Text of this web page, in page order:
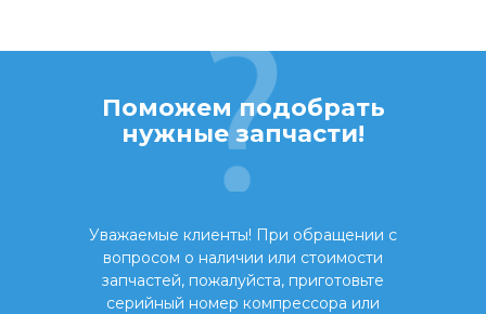
Поможем подобрать
нужные запчасти!
Уважаемые клиенты! При обращении с
вопросом о наличии или стоимости
запчастей, пожалуйста, приготовьте
серийный номер компрессора или